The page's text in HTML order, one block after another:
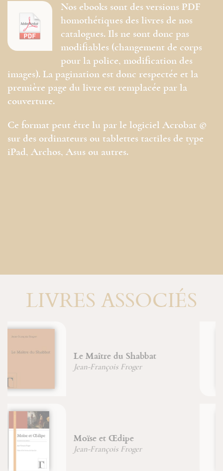
Nos ebooks sont des versions PDF
homothétiques des livres de nos
catalogues. Ils ne sont donc pas
modifiables (changement de corps
pour la police, modification des
images). La pagination est donc respectée et la
première page du livre est remplacée par la
couverture.
Ce format peut être lu par le logiciel Acrobat ©
sur des ordinateurs ou tablettes tactiles de type
iPad, Archos, Asus ou autres.
LIVRES ASSOCIÉS
Six chemins pour connaître
sagesse et intelligence
Jean-François Froger
Maximin, Sidoine et Lazare
dans la Tradition de Provence
Brigitte Morelle